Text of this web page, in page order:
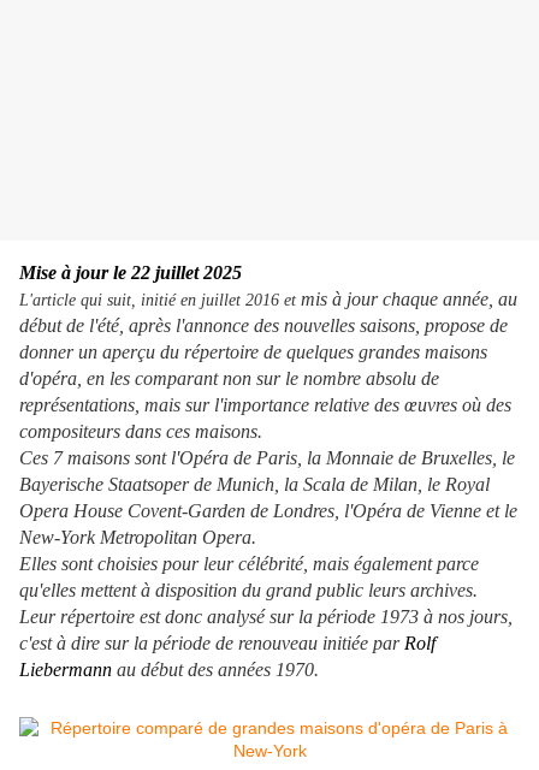
Mise à jour le 22 juillet 2025
L'article qui suit, initié en juillet 2016 et mis à jour chaque année, au
début de l'été, après l'annonce des nouvelles saisons, propose de
donner un aperçu du répertoire de quelques grandes maisons
d'opéra, en les comparant non sur le nombre absolu de
représentations, mais sur l'importance relative des œuvres où des
compositeurs dans ces maisons.
Ces 7 maisons sont l'Opéra de Paris, la Monnaie de Bruxelles, le
Bayerische Staatsoper de Munich, la Scala de Milan, le Royal
Opera House Covent-Garden de Londres, l'Opéra de Vienne et le
New-York Metropolitan Opera.
Elles sont choisies pour leur célébrité, mais également parce
qu'elles mettent à disposition du grand public leurs archives.
Leur répertoire est donc analysé sur la période 1973 à nos jours,
c'est à dire sur la période de renouveau initiée par Rolf
Liebermann au début des années 1970.